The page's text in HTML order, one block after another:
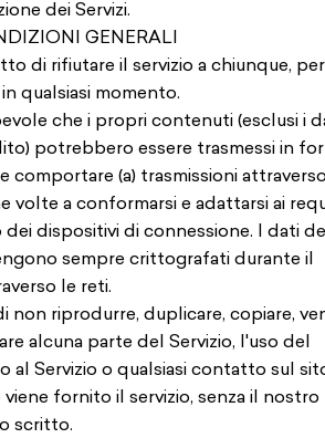
dei Servizi.
GENERALI
di rifiutare il servizio a chiunque, per
qualsiasi momento.
che i propri contenuti (esclusi i
potrebbero essere trasmessi in
comportare (a) trasmissioni
volte a conformarsi e adattarsi ai
dispositivi di connessione. I dati
sempre crittografati durante il
le reti.
non riprodurre, duplicare, copiare,
alcuna parte del Servizio, l'uso del
al Servizio o qualsiasi contatto sul
fornito il servizio, senza il nostro
scritto.